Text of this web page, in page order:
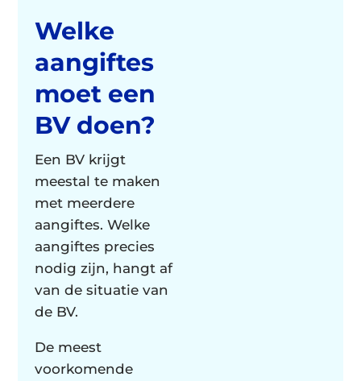
Welke
aangiftes
moet een
BV doen?
Een BV krijgt
meestal te maken
met meerdere
aangiftes. Welke
aangiftes precies
nodig zijn, hangt af
van de situatie van
de BV.
De meest
voorkomende